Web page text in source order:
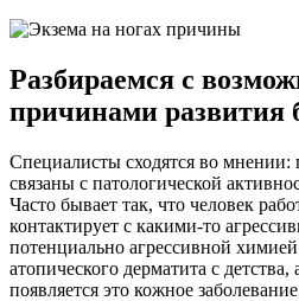
Разбираемся с
причинами развития
Специалисты сходятся во
связаны с патологической
Часто бывает так, что человек
контактирует с какими-то
потенциально агрессивной химией
атопического дерматита с детства,
появляется это кожное